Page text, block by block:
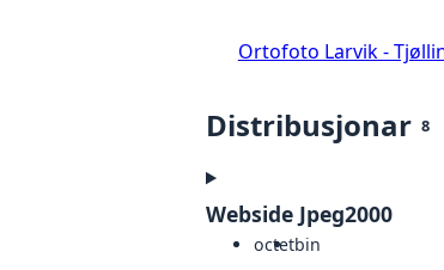
Ortofoto Larvik -
Distribusjonar 8
Webside Jpeg2000
octetbin